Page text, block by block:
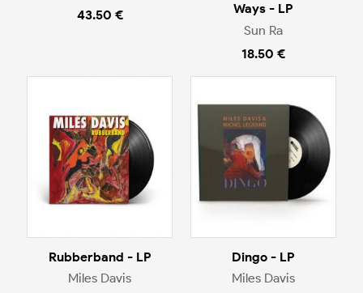
43.50 €
Ways - LP
Sun Ra
18.50 €
Rubberband - LP
Miles Davis
Dingo - LP
Miles Davis